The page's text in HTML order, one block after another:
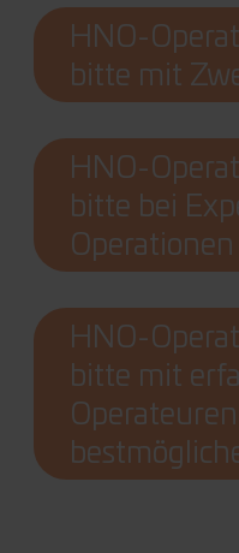
HNO-
bitte mit
HNO-
bitte bei
Operationen
HNO-
bitte mit